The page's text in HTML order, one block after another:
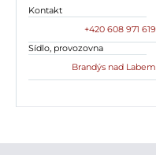
Kontakt
+420 608 971 619
Sídlo, provozovna
Brandýs nad Labem